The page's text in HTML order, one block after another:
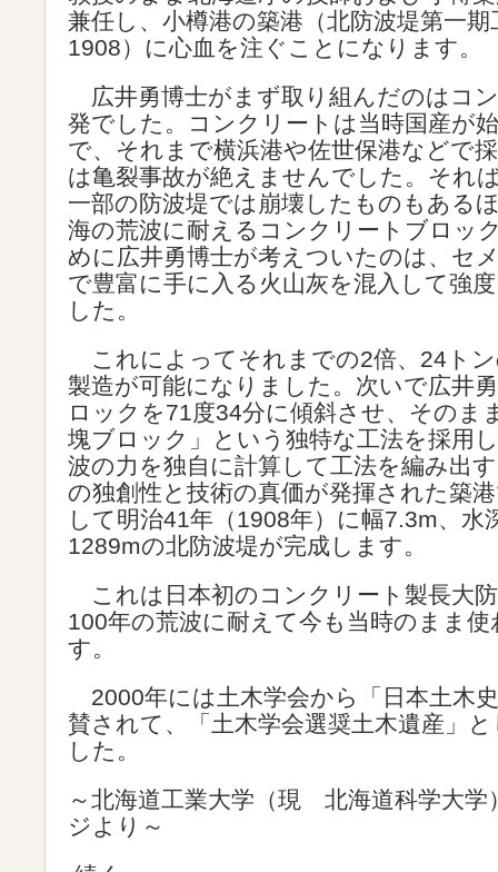
兼任し、小樽港の築港（北防波堤第一
1908）に心血を注ぐことになります。
広井勇博士がまず取り組んだのはコ
発でした。コンクリートは当時国産が
で、それまで横浜港や佐世保港などで
は亀裂事故が絶えませんでした。それ
一部の防波堤では崩壊したものもある
海の荒波に耐えるコンクリートブロッ
めに広井勇博士が考えついたのは、セ
で豊富に手に入る火山灰を混入して強
した。
これによってそれまでの2倍、24ト
製造が可能になりました。次いで広井
ロックを71度34分に傾斜させ、そのま
塊ブロック」という独特な工法を採用
波の力を独自に計算して工法を編み出
の独創性と技術の真価が発揮された築
して明治41年（1908年）に幅7.3m、水
1289mの北防波堤が完成します。
これは日本初のコンクリート製長大
100年の荒波に耐えて今も当時のまま
す。
2000年には土木学会から「日本土木
賛されて、「土木学会選奨土木遺産」
した。
～北海道工業大学（現 北海道科学大学
ジより～